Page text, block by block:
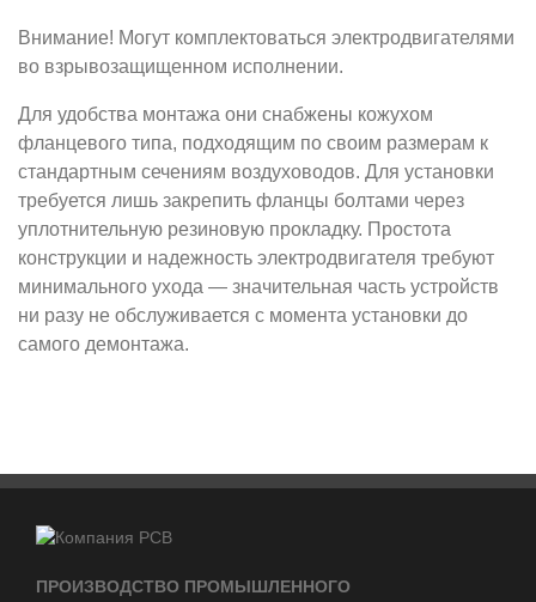
Внимание! Могут комплектоваться электродвигателями
во взрывозащищенном исполнении.
Для удобства монтажа они снабжены кожухом
фланцевого типа, подходящим по своим размерам к
стандартным сечениям воздуховодов. Для установки
требуется лишь закрепить фланцы болтами через
уплотнительную резиновую прокладку. Простота
конструкции и надежность электродвигателя требуют
минимального ухода — значительная часть устройств
ни разу не обслуживается с момента установки до
самого демонтажа.
ПРОИЗВОДСТВО ПРОМЫШЛЕННОГО